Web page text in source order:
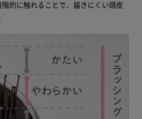
的に触れることで、届きにくい頭皮